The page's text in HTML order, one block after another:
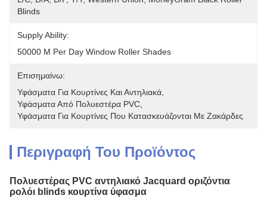
Blinds
Supply Ability:
50000 M Per Day Window Roller Shades
Επισημαίνω:
Υφάσματα Για Κουρτίνες Και Αντηλιακά
Υφάσματα Από Πολυεστέρα PVC
Υφάσματα Για Κουρτίνες Που Κατασκευάζονται Με Ζακάρδες
Περιγραφή Του Προϊόντος
Πολυεστέρας PVC αντηλιακό Jacquard οριζόντια
ρολόι blinds κουρτίνα ύφασμα